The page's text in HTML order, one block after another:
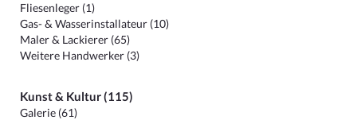
Fliesenleger (1)
Gas- & Wasserinstallateur (10)
Maler & Lackierer (65)
Weitere Handwerker (3)
Kunst & Kultur (115)
Galerie (61)